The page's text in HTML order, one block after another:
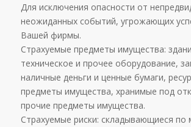
Для исключения опасности от
неожиданных событий, угрожающих
Вашей фирмы.
Страхуемые предметы имущества:
техническое и прочее оборудование,
наличные деньги и ценные бумаги,
предметы имущества, хранимые под
прочие предметы имущества.
Страхуемые риски: складывающиеся по